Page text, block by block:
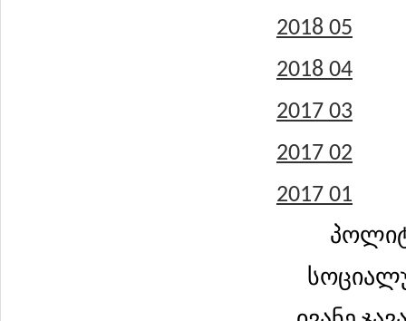
2018 05
2018 04
2017 03
2017 02
2017 01